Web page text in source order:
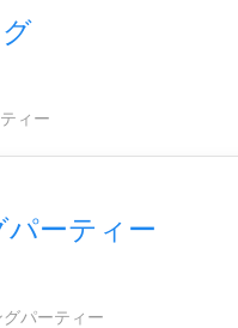
ィー
ーティー
グパーティー